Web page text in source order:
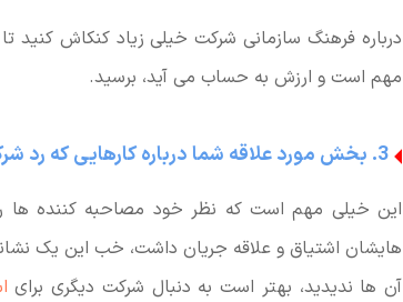
درباره فرهنگ سازمانی شرکت خیلی زیاد کنکاش
مهم است و ارزش به حساب می آید، برسید.
3. بخش مورد علاقه شما درباره کارهایی که رد شرکت انجام می دهید، چیست؟
این خیلی مهم است که نظر خود مصاحبه کننده ها
هایشان اشتیاق و علاقه جریان داشت، خب این یک
آن ها ندیدید، بهتر است به دنبال شرکت دیگری برای